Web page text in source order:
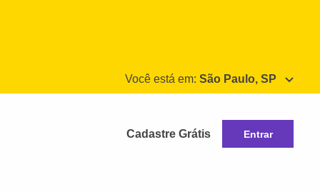
Você está em: São Paulo, SP
Cadastre Grátis Entrar